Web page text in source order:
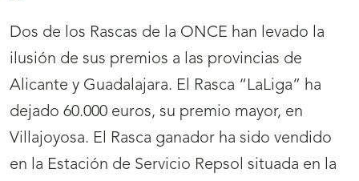
Dos de los Rascas de la ONCE han levado la
ilusión de sus premios a las provincias de
Alicante y Guadalajara. El Rasca “LaLiga” ha
dejado 60.000 euros, su premio mayor, en
Villajoyosa. El Rasca ganador ha sido vendido
en la Estación de Servicio Repsol situada en la